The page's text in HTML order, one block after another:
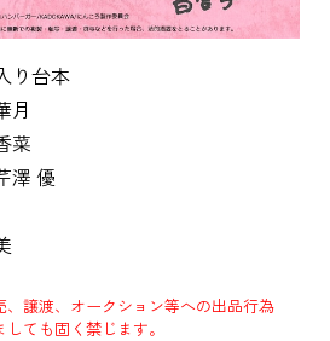
り台本
月
菜
澤 優
譲渡、オークション等への出品行為
ても固く禁じます。